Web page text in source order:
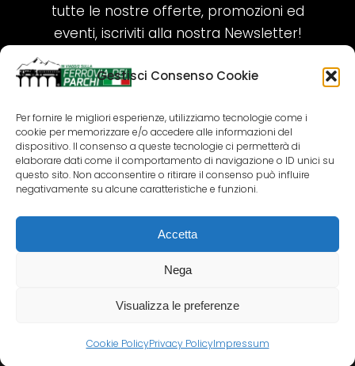
Gestisci Consenso Cookie
Per fornire le migliori esperienze, utilizziamo tecnologie come i
cookie per memorizzare e/o accedere alle informazioni del
dispositivo. Il consenso a queste tecnologie ci permetterà di
elaborare dati come il comportamento di navigazione o ID unici su
questo sito. Non acconsentire o ritirare il consenso può influire
negativamente su alcune caratteristiche e funzioni.
Accetta
Nega
Visualizza le preferenze
Cookie PolicyPrivacy PolicyImpressum
tutte le nostre offerte, promozioni ed
eventi, iscriviti alla nostra Newsletter!
ISCRIVITI ORA!
SEGUICI SUI NOSTRI SOCIAL
COPYRIGHT 2018-2025 PALLENIUM TOURISM
SRL
AGENZIA VIAGGI E TOUR OPERATOR – P.IVA: